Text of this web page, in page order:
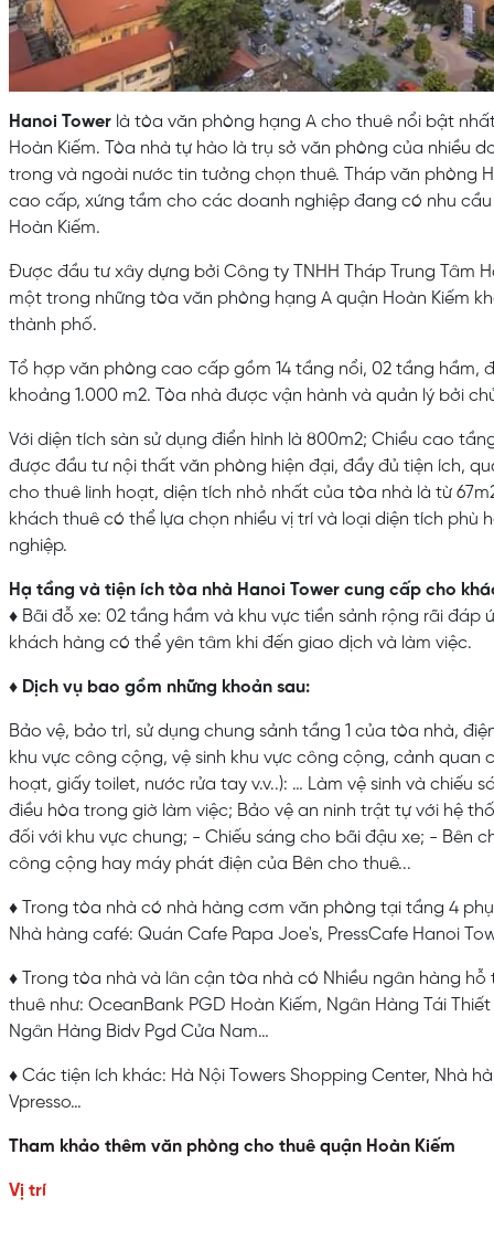
Hanoi Tower là tòa văn phòng hạng A cho thuê nổi bật
Hoàn Kiếm. Tòa nhà tự hào là trụ sở văn phòng của nhiều
trong và ngoài nước tin tưởng chọn thuê. Tháp văn phòng
cao cấp, xứng tầm cho các doanh nghiệp đang có nhu
Hoàn Kiếm.
Được đầu tư xây dựng bởi Công ty TNHH Tháp Trung Tâm
một trong những tòa văn phòng hạng A quận Hoàn Kiếm
thành phố.
Tổ hợp văn phòng cao cấp gồm 14 tầng nổi, 02 tầng hầm,
khoảng 1.000 m2. Tòa nhà được vận hành và quản lý bởi
Với diện tích sàn sử dụng điển hình là 800m2; Chiều cao
được đầu tư nội thất văn phòng hiện đại, đầy đủ tiện ích,
cho thuê linh hoạt, diện tích nhỏ nhất của tòa nhà là từ
khách thuê có thể lựa chọn nhiều vị trí và loại diện tích phù
nghiệp.
Hạ tầng và tiện ích tòa nhà Hanoi Tower cung cấp cho
♦ Bãi đỗ xe: 02 tầng hầm và khu vực tiền sảnh rộng rãi đáp
khách hàng có thể yên tâm khi đến giao dịch và làm việc.
♦ Dịch vụ bao gồm những khoản sau:
Bảo vệ, bảo trì, sử dụng chung sảnh tầng 1 của tòa nhà,
khu vực công cộng, vệ sinh khu vực công cộng, cảnh quan
hoạt, giấy toilet, nước rửa tay v.v..): … Làm vệ sinh và chiếu
điều hòa trong giờ làm việc; Bảo vệ an ninh trật tự với hệ
đối với khu vực chung; - Chiếu sáng cho bãi đậu xe; - Bên
công cộng hay máy phát điện của Bên cho thuê...
♦ Trong tòa nhà có nhà hàng cơm văn phòng tại tầng 4
Nhà hàng café: Quán Cafe Papa Joe's, PressCafe Hanoi
♦ Trong tòa nhà và lân cận tòa nhà có Nhiều ngân hàng
thuê như: OceanBank PGD Hoàn Kiếm, Ngân Hàng Tái
Ngân Hàng Bidv Pgd Cửa Nam…
♦ Các tiện ích khác: Hà Nội Towers Shopping Center, Nhà
Vpresso…
Tham khảo thêm văn phòng cho thuê quận Hoàn Kiếm
Vị trí